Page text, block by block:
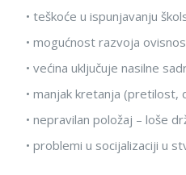
• teškoće u ispunjavanju
• mogućnost razvoja
• većina uključuje nasilne
• manjak kretanja (pretilost,
• nepravilan položaj – loše
• problemi u socijalizaciji u